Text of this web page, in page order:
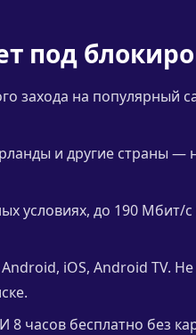
под
захода на популярный
и другие страны —
условиях, до 190 Мбит/
iOS, Android TV.
часов бесплатно без